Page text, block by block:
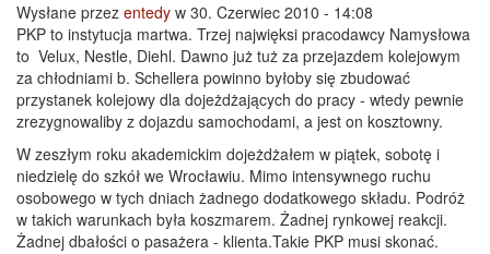
Wysłane przez entedy w 30. Czerwiec 2010 - 14:08
PKP to instytucja martwa. Trzej najwięksi pracodawcy Namysłowa
to Velux, Nestle, Diehl. Dawno już tuż za przejazdem kolejowym
za chłodniami b. Schellera powinno byłoby się zbudować
przystanek kolejowy dla dojeżdżających do pracy - wtedy pewnie
zrezygnowaliby z dojazdu samochodami, a jest on kosztowny.
W zeszłym roku akademickim dojeżdżałem w piątek, sobotę i
niedzielę do szkół we Wrocławiu. Mimo intensywnego ruchu
osobowego w tych dniach żadnego dodatkowego składu. Podróż
w takich warunkach była koszmarem. Żadnej rynkowej reakcji.
Żadnej dbałości o pasażera - klienta.Takie PKP musi skonać.